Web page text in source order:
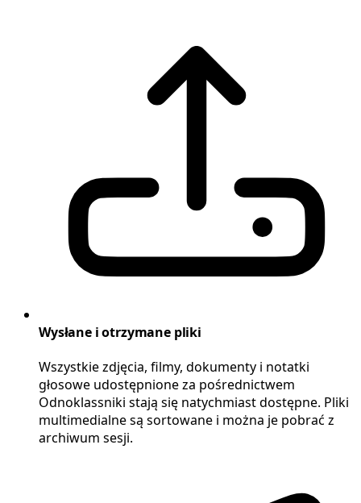
Wysłane i otrzymane pliki
Wszystkie zdjęcia, filmy, dokumenty i notatki
głosowe udostępnione za pośrednictwem
Odnoklassniki stają się natychmiast dostępne. Pliki
multimedialne są sortowane i można je pobrać z
archiwum sesji.